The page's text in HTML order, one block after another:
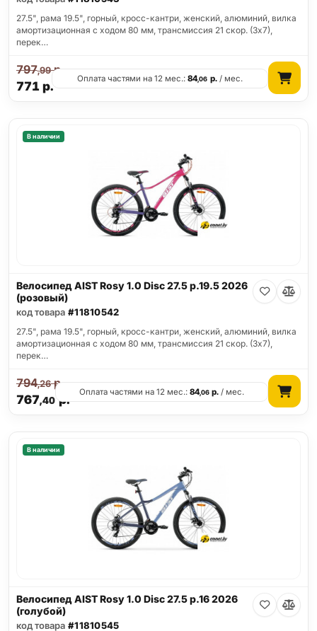
27.5", рама 19.5", горный, кросс-кантри, женский, алюминий, вилка
амортизационная с ходом 80 мм, трансмиссия 21 скор. (3х7),
перек…
771 р.
797,99р.
Оплата частями на 12 мес.:84,06 р./ мес.
В наличии
Велосипед AIST Rosy 1.0 Disc 27.5 р.19.5 2026
(розовый)
код товара #11810542
27.5", рама 19.5", горный, кросс-кантри, женский, алюминий, вилка
амортизационная с ходом 80 мм, трансмиссия 21 скор. (3х7),
перек…
767,40р.
794,26р.
Оплата частями на 12 мес.:84,06 р. / мес.
В наличии
Велосипед AIST Rosy 1.0 Disc 27.5 р.16 2026
(голубой)
код товара #11810545